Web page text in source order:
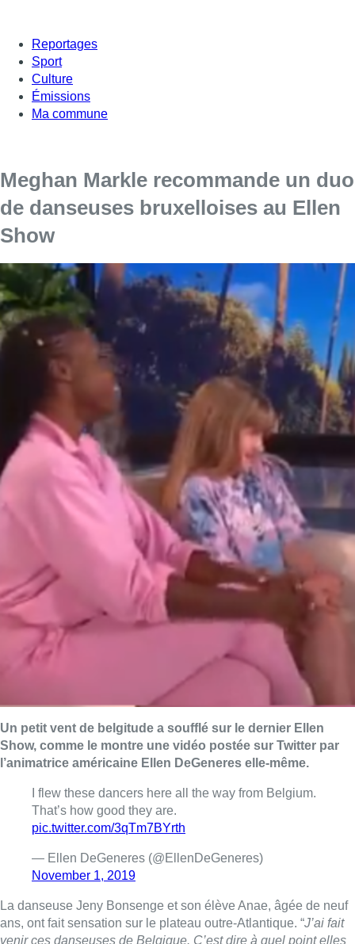
Reportages
Sport
Culture
Émissions
Ma commune
Meghan Markle recommande un duo
de danseuses bruxelloises au Ellen
Show
Un petit vent de belgitude a soufflé sur le dernier Ellen
Show, comme le montre une vidéo postée sur Twitter par
l’animatrice américaine Ellen DeGeneres elle-même.
I flew these dancers here all the way from Belgium.
That’s how good they are.
pic.twitter.com/3qTm7BYrth
— Ellen DeGeneres (@EllenDeGeneres)
November 1, 2019
La danseuse Jeny Bonsenge et son élève Anae, âgée de neuf
ans, ont fait sensation sur le plateau outre-Atlantique. “J’ai fait
venir ces danseuses de Belgique. C’est dire à quel point elles